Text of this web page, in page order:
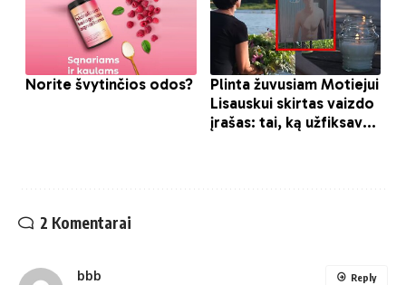
2 Komentarai
bbb Reply